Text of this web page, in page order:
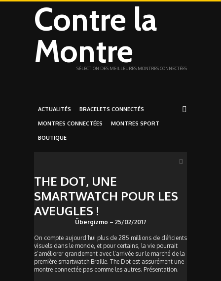
Contre la
Montre
SÉLECTION DES MEILLEURES MONTRES CONNECTÉES
ACTUALITÉS BRACELETS CONNECTÉS
MONTRES CONNECTÉES MONTRES SPORT
BOUTIQUE
THE DOT, UNE
SMARTWATCH POUR LES
AVEUGLES !
Übergizmo – 25/02/2017
On compte aujourd’hui plus de 285 millions de déficients
visuels dans le monde, et pour certains, la vie pourrait
s’améliorer grandement avec l’arrivée sur le marché de la
première smartwatch Braille. The Dot est assurément une
montre connectée pas comme les autres. Présentation.